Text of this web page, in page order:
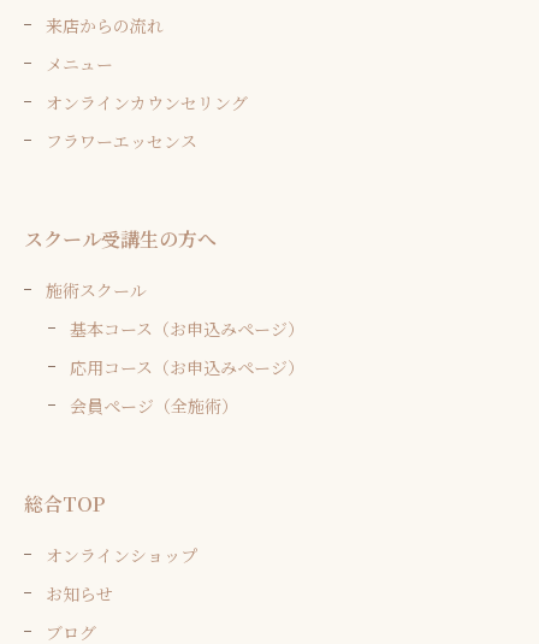
来店からの流れ
メニュー
オンラインカウンセリング
フラワーエッセンス
スクール受講生の方へ
施術スクール
基本コース（お申込みページ）
応用コース（お申込みページ）
会員ページ（全施術）
総合TOP
オンラインショップ
お知らせ
ブログ